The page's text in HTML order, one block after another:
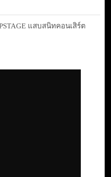
แสบสนิทคอนเสิร์ต